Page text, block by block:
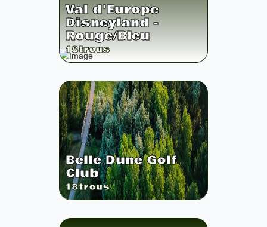
Val d'Europe
Disneyland -
Rouge/Bleu
18trous
Belle Dune Golf
Club
18trous